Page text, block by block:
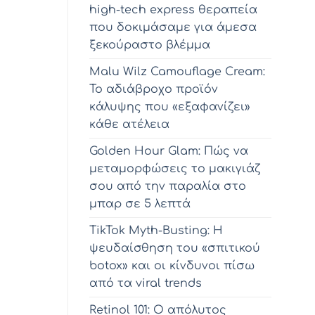
high-tech express θεραπεία
που δοκιμάσαμε για άμεσα
ξεκούραστο βλέμμα
Malu Wilz Camouflage Cream:
Το αδιάβροχο προϊόν
κάλυψης που «εξαφανίζει»
κάθε ατέλεια
Golden Hour Glam: Πώς να
μεταμορφώσεις το μακιγιάζ
σου από την παραλία στο
μπαρ σε 5 λεπτά
TikTok Myth-Busting: Η
ψευδαίσθηση του «σπιτικού
botox» και οι κίνδυνοι πίσω
από τα viral trends
Retinol 101: Ο απόλυτος